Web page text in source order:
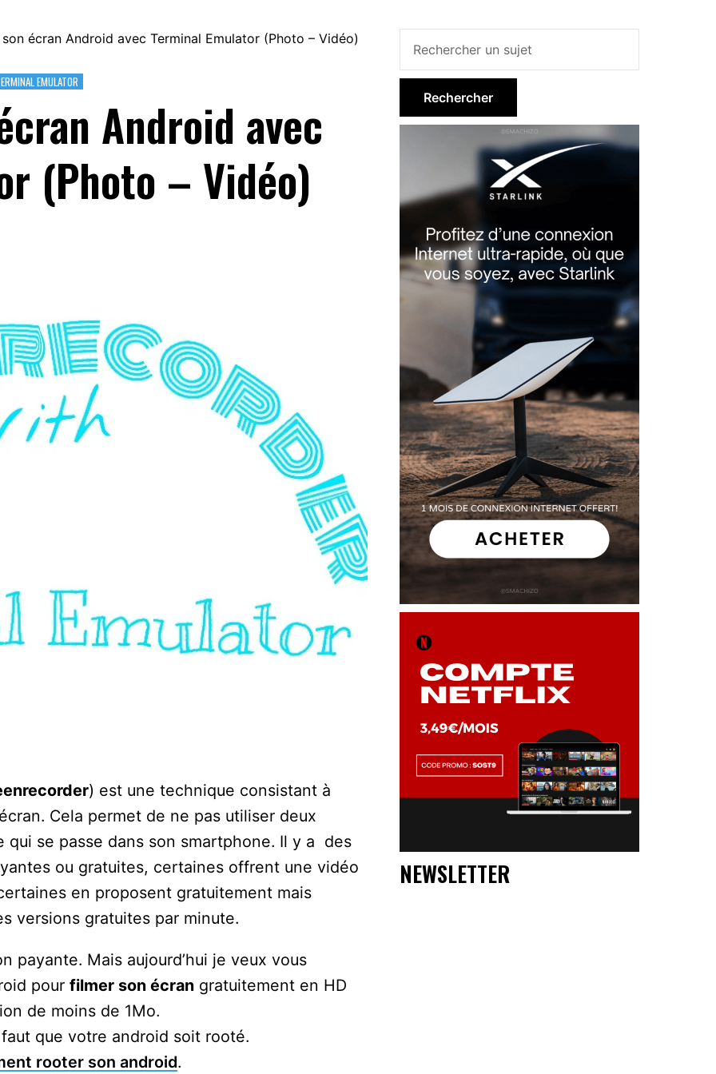
écran Android avec Terminal Emulator (Photo – Vidéo)
EMULATOR
Android avec
(Photo – Vidéo)
) est une technique consistant à
Cela permet de ne pas utiliser deux
se passe dans son smartphone. Il y a des
ou gratuites, certaines offrent une vidéo
en proposent gratuitement mais
versions gratuites par minute.
payante. Mais aujourd’hui je veux vous
pour filmer son écran gratuitement en HD
de moins de 1Mo.
que votre android soit rooté.
rooter son android.
Barre
latérale
principale
NEWSLETTER